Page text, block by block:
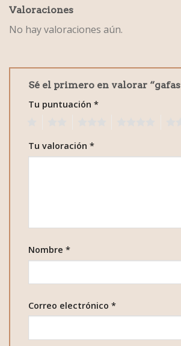
Valoraciones
No hay valoraciones aún.
Sé el primero en valorar
Tu puntuación *
Tu valoración *
Nombre *
Correo electrónico *